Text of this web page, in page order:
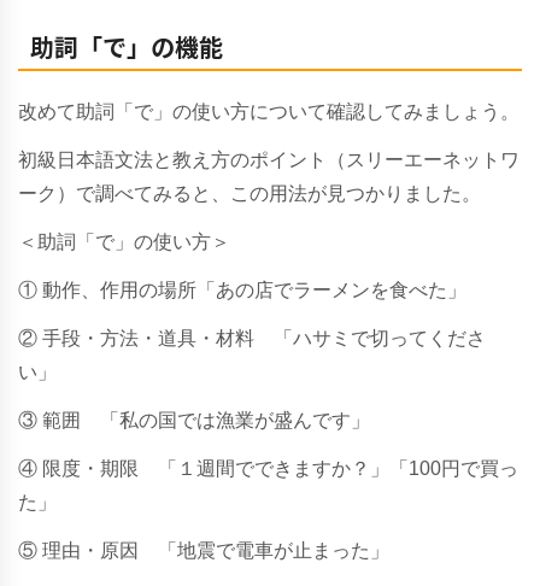
助詞「で」の機能
改めて助詞「で」の使い方について確認してみましょう。
初級日本語文法と教え方のポイント（スリーエーネットワ
ーク）で調べてみると、この用法が見つかりました。
＜助詞「で」の使い方＞
① 動作、作用の場所「あの店でラーメンを食べた」
② 手段・方法・道具・材料 「ハサミで切ってくださ
い」
③ 範囲 「私の国では漁業が盛んです」
④ 限度・期限 「１週間でできますか？」「100円で買っ
た」
⑤ 理由・原因 「地震で電車が止まった」